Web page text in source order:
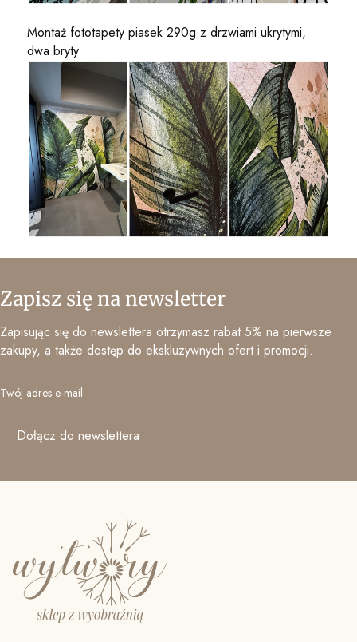
Montaż fototapety piasek 290g z drzwiami ukrytymi,
dwa bryty
Zapisz się na newsletter
Zapisując się do newslettera otrzymasz rabat 5% na pierwsze
zakupy, a także dostęp do ekskluzywnych ofert i promocji.
Twój adres e-mail
Dołącz do newslettera